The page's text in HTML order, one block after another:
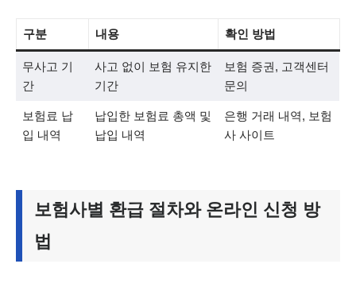
구분 내용 확인 방법
무사고 기
간
사고 없이 보험 유지한
기간
보험 증권, 고객센터
문의
보험료 납
입 내역
납입한 보험료 총액 및
납입 내역
은행 거래 내역, 보험
사 사이트
보험사별 환급 절차와 온라인 신청 방
법